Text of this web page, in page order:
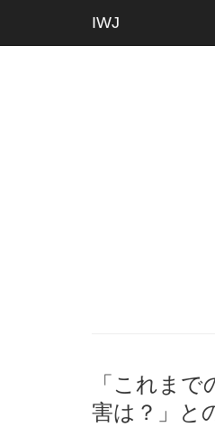
IWJ
「これま
害は？」と